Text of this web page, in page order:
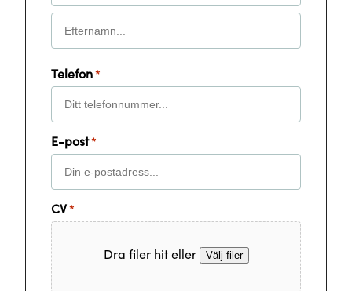
Förnamn
Telefon*
E-post*
CV*
Dra filer hit eller Välj filer